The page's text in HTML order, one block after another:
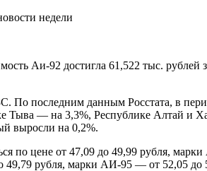
Аи-92 достигла 61,522 тыс. рублей
последним данным Росстата, в
Тыва — на 3,3%, Республике
выросли на 0,2%.
по цене от 47,09 до 49,99 рубля,
49,79 рубля, марки АИ-95 — от 52,05